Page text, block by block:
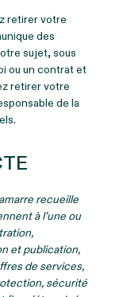
retirer votre
des
sujet, sous
ou un contrat et
retirer votre
de la
recueille
à l’une ou
et publication,
de services,
sécurité